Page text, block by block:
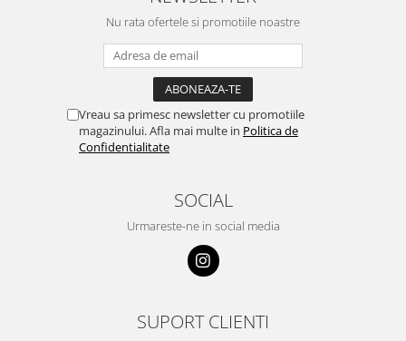
Nu rata ofertele si promotiile noastre
Vreau sa primesc newsletter cu promotiile
magazinului. Afla mai multe in Politica de
Confidentialitate
SOCIAL
Urmareste-ne in social media
SUPORT CLIENTI